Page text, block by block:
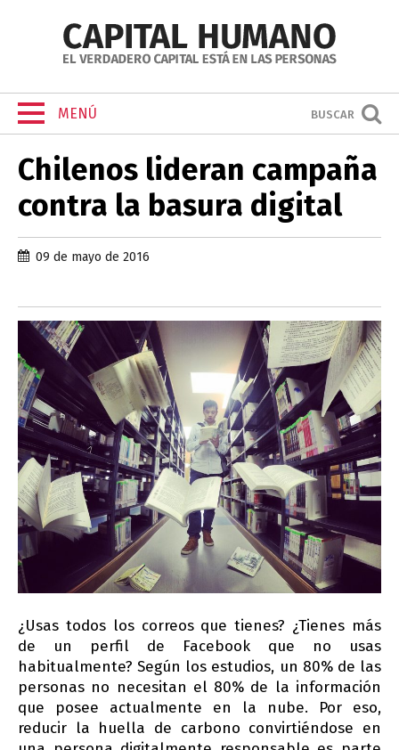
MENÚ BUSCAR
Chilenos lideran campaña
contra la basura digital
09 de mayo de 2016
¿Usas todos los correos que tienes? ¿Tienes más
de un perfil de Facebook que no usas
habitualmente? Según los estudios, un 80% de las
personas no necesitan el 80% de la información
que posee actualmente en la nube. Por eso,
reducir la huella de carbono convirtiéndose en